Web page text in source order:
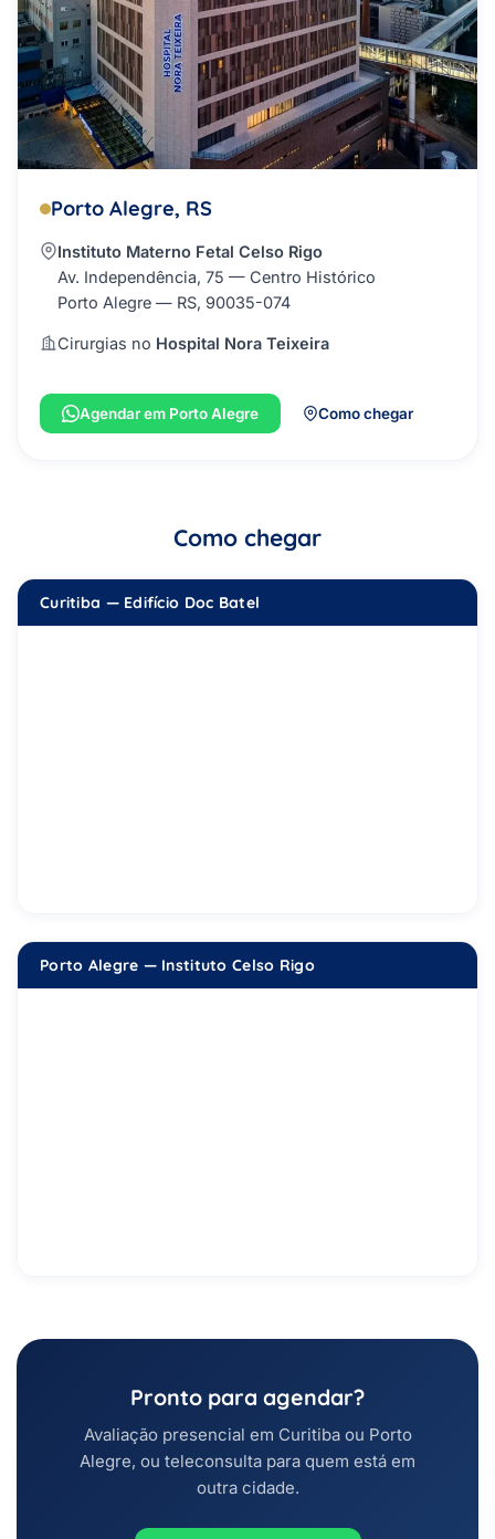
Porto Alegre, RS
Instituto Materno Fetal Celso Rigo
Av. Independência, 75 — Centro Histórico
Porto Alegre — RS, 90035-074
Cirurgias no Hospital Nora Teixeira
Agendar em Porto Alegre Como chegar
Como chegar
Curitiba — Edifício Doc Batel
Porto Alegre — Instituto Celso Rigo
Pronto para agendar?
Avaliação presencial em Curitiba ou Porto
Alegre, ou teleconsulta para quem está em
outra cidade.